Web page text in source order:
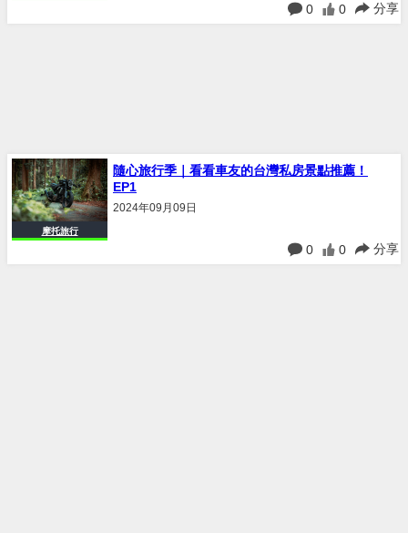
0 0 分享
摩托旅行
隨心旅行季｜看看車友的台灣私房景點推薦！
EP1
2024年09月09日
0 0 分享